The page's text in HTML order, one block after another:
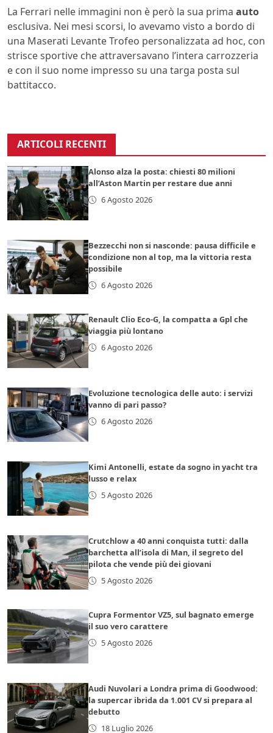
La Ferrari nelle immagini non è però la sua prima auto
esclusiva. Nei mesi scorsi, lo avevamo visto a bordo di
una Maserati Levante Trofeo personalizzata ad hoc, con
strisce sportive che attraversavano l’intera carrozzeria
e con il suo nome impresso su una targa posta sul
battitacco.
ARTICOLI RECENTI
Alonso alza la posta: chiesti 80 milioni
all’Aston Martin per restare due anni
6 Agosto 2026
Bezzecchi non si nasconde: pausa difficile e
condizione non al top, ma la vittoria resta
possibile
6 Agosto 2026
Renault Clio Eco-G, la compatta a Gpl che
viaggia più lontano
6 Agosto 2026
Evoluzione tecnologica delle auto: i servizi
vanno di pari passo?
6 Agosto 2026
Kimi Antonelli, estate da sogno in yacht tra
lusso e relax
5 Agosto 2026
Crutchlow a 40 anni conquista tutti: dalla
barchetta all’isola di Man, il segreto del
pilota che vende più dei giovani
5 Agosto 2026
Cupra Formentor VZ5, sul bagnato emerge
il suo vero carattere
5 Agosto 2026
Audi Nuvolari a Londra prima di Goodwood:
la supercar ibrida da 1.001 CV si prepara al
debutto
18 Luglio 2026